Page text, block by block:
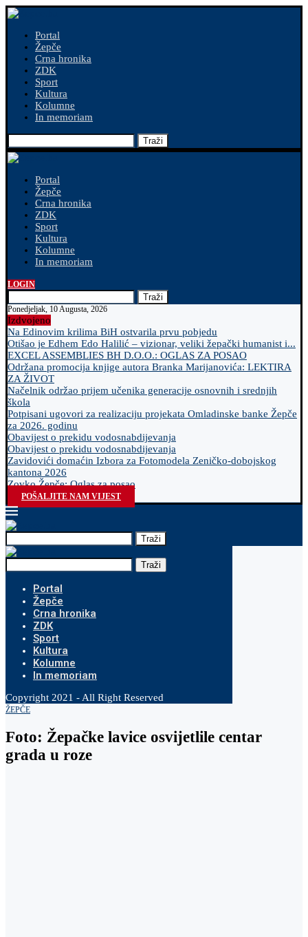
Portal
Žepče
Crna hronika
ZDK
Sport
Kultura
Kolumne
In memoriam
Traži
Portal
Žepče
Crna hronika
ZDK
Sport
Kultura
Kolumne
In memoriam
LOGIN
Traži
Ponedjeljak, 10 Augusta, 2026
Izdvojeno
Na Edinovim krilima BiH ostvarila prvu pobjedu
Otišao je Edhem Edo Halilić – vizionar, veliki žepački humanist i...
EXCEL ASSEMBLIES BH D.O.O.: OGLAS ZA POSAO
Održana promocija knjige autora Branka Marijanovića: LEKTIRA
ZA ŽIVOT
Načelnik održao prijem učenika generacije osnovnih i srednjih
škola
Potpisani ugovori za realizaciju projekata Omladinske banke Žepče
za 2026. godinu
Obavijest o prekidu vodosnabdijevanja
Obavijest o prekidu vodosnabdijevanja
Zavidovići domaćin Izbora za Fotomodela Zeničko-dobojskog
kantona 2026
Zovko Žepče: Oglas za posao
POŠALJITE NAM VIJEST
Traži
Traži
Portal
Žepče
Crna hronika
ZDK
Sport
Kultura
Kolumne
In memoriam
Copyright 2021 - All Right Reserved
ŽEPČE
Foto: Žepačke lavice osvijetlile centar
grada u roze